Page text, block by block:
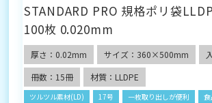
STANDARD PRO 規格ポリ袋
100枚 0.020mm
厚さ：0.02mm サイズ：360×500mm
冊数：15冊
材質：LLDPE
ツルツル素材(LD) 17号 一枚取り出しが便利